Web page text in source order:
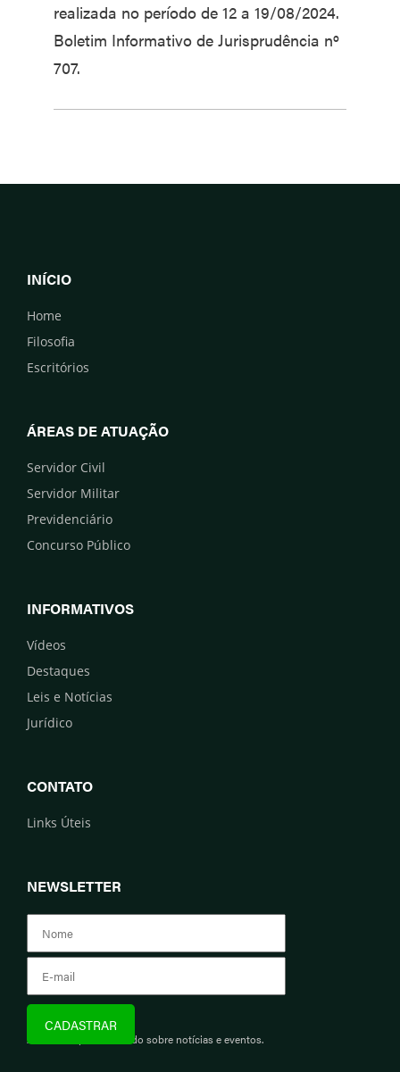
realizada no período de 12 a 19/08/2024.
Boletim Informativo de Jurisprudência nº
707.
INÍCIO
Home
Filosofia
Escritórios
ÁREAS DE ATUAÇÃO
Servidor Civil
Servidor Militar
Previdenciário
Concurso Público
INFORMATIVOS
Vídeos
Destaques
Leis e Notícias
Jurídico
CONTATO
Links Úteis
NEWSLETTER
Assine e fique informado sobre notícias e eventos.